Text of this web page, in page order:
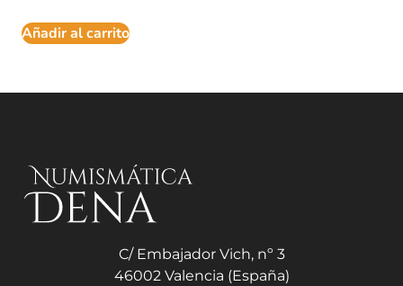
Añadir al carrito
C/ Embajador Vich, nº 3
46002 Valencia (España)